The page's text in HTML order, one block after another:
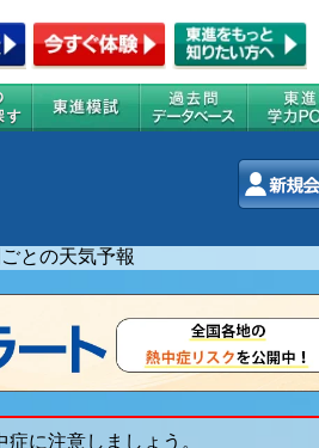
との天気予報
に注意しましょう。